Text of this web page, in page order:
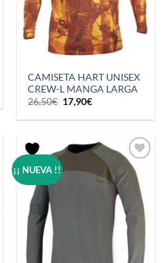
CAMISETA HART UNISEX
CREW-L MANGA LARGA
26,50€ El
precio
original
17,90€El
actual
¡¡ NUEVA !!